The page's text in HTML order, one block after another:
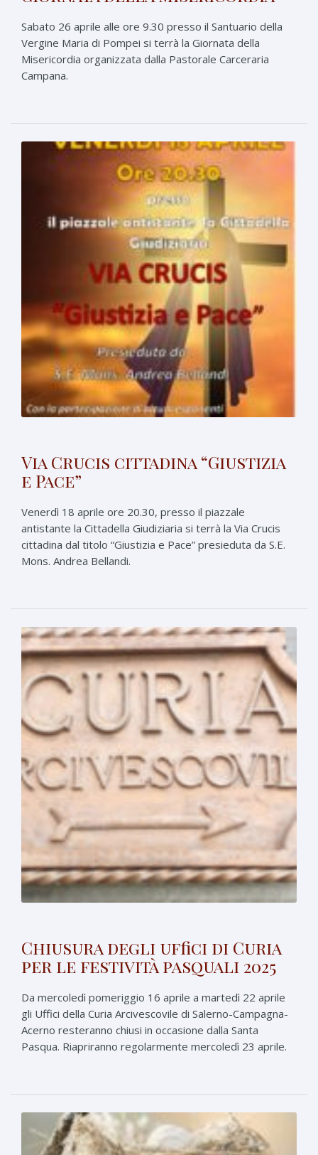
Sabato 26 aprile alle ore 9.30 presso il Santuario della
Vergine Maria di Pompei si terrà la Giornata della
Misericordia organizzata dalla Pastorale Carceraria
Campana.
Via Crucis cittadina “Giustizia
e Pace”
Venerdì 18 aprile ore 20.30, presso il piazzale
antistante la Cittadella Giudiziaria si terrà la Via Crucis
cittadina dal titolo “Giustizia e Pace” presieduta da S.E.
Mons. Andrea Bellandi.
Chiusura degli uffici di Curia
per le festività pasquali 2025
Da mercoledì pomeriggio 16 aprile a martedì 22 aprile
gli Uffici della Curia Arcivescovile di Salerno-Campagna-
Acerno resteranno chiusi in occasione dalla Santa
Pasqua. Riapriranno regolarmente mercoledì 23 aprile.